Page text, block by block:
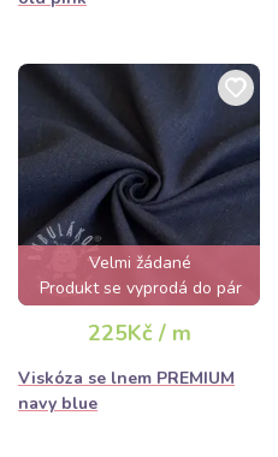
Velmi žádané
Produkt se vyprodá do pár
hodin
225Kč / m
Viskóza se lnem PREMIUM
navy blue